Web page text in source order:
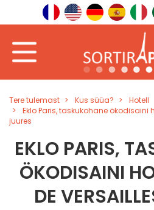
Tere tulemast Kus süüa?
Hotell
Eklo Paris, taskukohane ökodisaini
juures
EKLO PARIS,
ÖKODISAINI
DE